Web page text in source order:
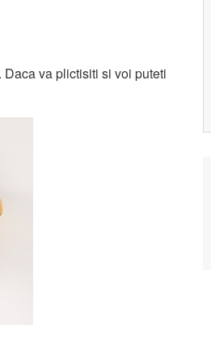
va plictisiti si voi puteti